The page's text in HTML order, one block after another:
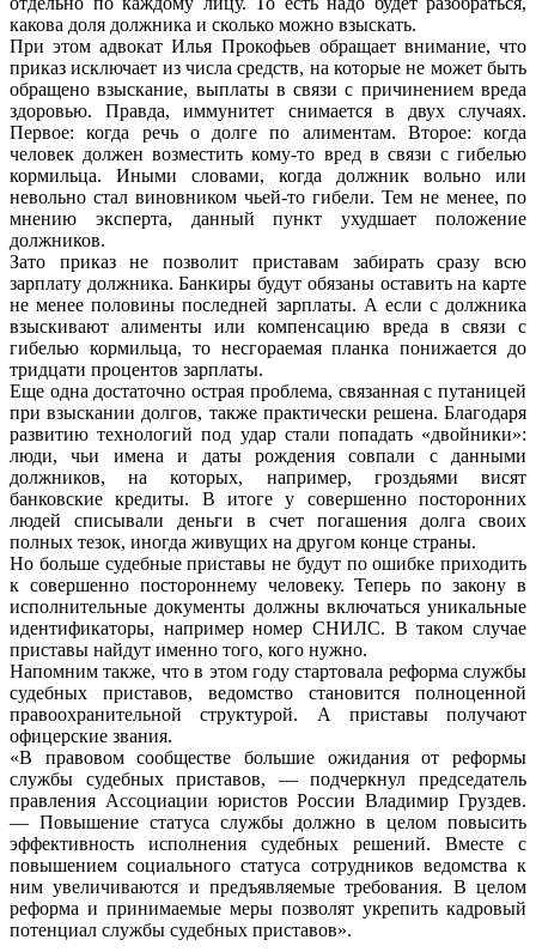
какова доля должника и сколько можно взыскать.
При этом адвокат Илья Прокофьев обращает внимание, что
приказ исключает из числа средств, на которые не может быть
обращено взыскание, выплаты в связи с причинением вреда
здоровью. Правда, иммунитет снимается в двух случаях.
Первое: когда речь о долге по алиментам. Второе: когда
человек должен возместить кому-то вред в связи с гибелью
кормильца. Иными словами, когда должник вольно или
невольно стал виновником чьей-то гибели. Тем не менее, по
мнению эксперта, данный пункт ухудшает положение
должников.
Зато приказ не позволит приставам забирать сразу всю
зарплату должника. Банкиры будут обязаны оставить на карте
не менее половины последней зарплаты. А если с должника
взыскивают алименты или компенсацию вреда в связи с
гибелью кормильца, то несгораемая планка понижается до
тридцати процентов зарплаты.
Еще одна достаточно острая проблема, связанная с путаницей
при взыскании долгов, также практически решена. Благодаря
развитию технологий под удар стали попадать «двойники»:
люди, чьи имена и даты рождения совпали с данными
должников, на которых, например, гроздьями висят
банковские кредиты. В итоге у совершенно посторонних
людей списывали деньги в счет погашения долга своих
полных тезок, иногда живущих на другом конце страны.
Но больше судебные приставы не будут по ошибке приходить
к совершенно постороннему человеку. Теперь по закону в
исполнительные документы должны включаться уникальные
идентификаторы, например номер СНИЛС. В таком случае
приставы найдут именно того, кого нужно.
Напомним также, что в этом году стартовала реформа службы
судебных приставов, ведомство становится полноценной
правоохранительной структурой. А приставы получают
офицерские звания.
«В правовом сообществе большие ожидания от реформы
службы судебных приставов, — подчеркнул председатель
правления Ассоциации юристов России Владимир Груздев.
— Повышение статуса службы должно в целом повысить
эффективность исполнения судебных решений. Вместе с
повышением социального статуса сотрудников ведомства к
ним увеличиваются и предъявляемые требования. В целом
реформа и принимаемые меры позволят укрепить кадровый
потенциал службы судебных приставов».